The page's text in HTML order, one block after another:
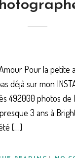
Pour la petite
déjà sur mon
492000 photos de
3 ans à
[…]